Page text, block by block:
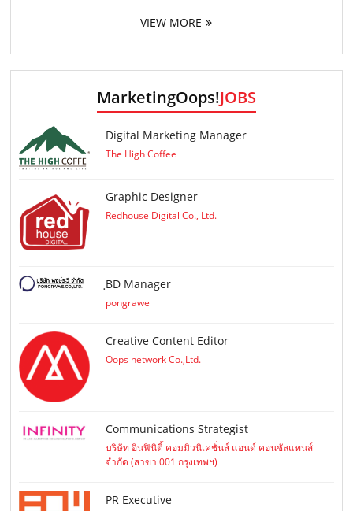
VIEW MORE
MarketingOops!JOBS
Digital Marketing Manager
The High Coffee
Graphic Designer
Redhouse Digital Co., Ltd.
ฺBD Manager
pongrawe
Creative Content Editor
Oops network Co.,Ltd.
Communications Strategist
บริษัท อินฟินิตี้ คอมมิวนิเคชั่นส์ แอนด์ คอนซัลแทนส์
จำกัด (สาขา 001 กรุงเทพฯ)
PR Executive